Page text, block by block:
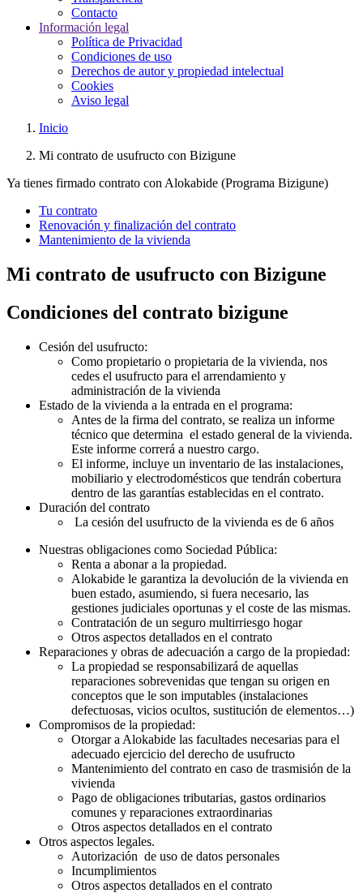
Contacto
Información legal
Política de Privacidad
Condiciones de uso
Derechos de autor y propiedad intelectual
Cookies
Aviso legal
Inicio
Mi contrato de usufructo con Bizigune
Ya tienes firmado contrato con Alokabide (Programa Bizigune)
Tu contrato
Renovación y finalización del contrato
Mantenimiento de la vivienda
Mi contrato de usufructo con Bizigune
Condiciones del contrato bizigune
Cesión del usufructo:
Como propietario o propietaria de la vivienda, nos
cedes el usufructo para el arrendamiento y
administración de la vivienda
Estado de la vivienda a la entrada en el programa:
Antes de la firma del contrato, se realiza un informe
técnico que determina el estado general de la vivienda.
Este informe correrá a nuestro cargo.
El informe, incluye un inventario de las instalaciones,
mobiliario y electrodomésticos que tendrán cobertura
dentro de las garantías establecidas en el contrato.
Duración del contrato
La cesión del usufructo de la vivienda es de 6 años
Nuestras obligaciones como Sociedad Pública:
Renta a abonar a la propiedad.
Alokabide le garantiza la devolución de la vivienda en
buen estado, asumiendo, si fuera necesario, las
gestiones judiciales oportunas y el coste de las mismas.
Contratación de un seguro multirriesgo hogar
Otros aspectos detallados en el contrato
Reparaciones y obras de adecuación a cargo de la propiedad:
La propiedad se responsabilizará de aquellas
reparaciones sobrevenidas que tengan su origen en
conceptos que le son imputables (instalaciones
defectuosas, vicios ocultos, sustitución de elementos…)
Compromisos de la propiedad:
Otorgar a Alokabide las facultades necesarias para el
adecuado ejercicio del derecho de usufructo
Mantenimiento del contrato en caso de trasmisión de la
vivienda
Pago de obligaciones tributarias, gastos ordinarios
comunes y reparaciones extraordinarias
Otros aspectos detallados en el contrato
Otros aspectos legales.
Autorización de uso de datos personales
Incumplimientos
Otros aspectos detallados en el contrato